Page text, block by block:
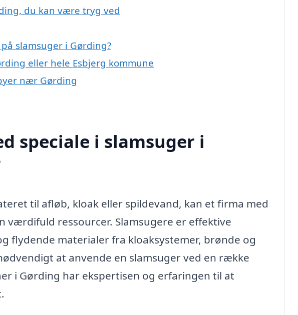
du kan være tryg ved
slamsuger i Gørding?
eller hele Esbjerg kommune
nær Gørding
speciale i slamsuger i
til afløb, kloak eller spildevand, kan et firma med
værdifuld ressourcer. Slamsugere er effektive
flydende materialer fra kloaksystemer, brønde og
at anvende en slamsuger ved en række
i Gørding har ekspertisen og erfaringen til at